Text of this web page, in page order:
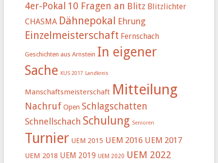
4er-Pokal 10 Fragen an Blitz Blitzlichter
CHASMA Dähnepokal Ehrung
Einzelmeisterschaft Fernschach
Geschichten aus Arnstein In eigener
Sache KUS 2017 Landkreis
Manschaftsmeisterschaft Mitteilung
Nachruf Open Schlagschatten
Schnellschach Schulung Senioren
Turnier UEM 2015 UEM 2016 UEM 2017
UEM 2018 UEM 2019 UEM 2020 UEM 2022